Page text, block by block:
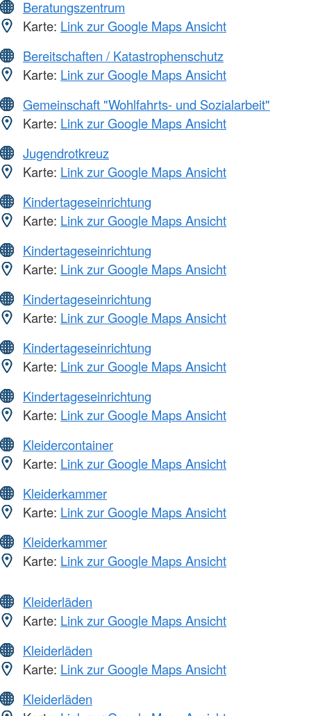
Beratungszentrum
Karte: Link zur Google Maps Ansicht
Bereitschaften / Katastrophenschutz
Karte: Link zur Google Maps Ansicht
Gemeinschaft "Wohlfahrts- und Sozialarbeit"
Karte: Link zur Google Maps Ansicht
Jugendrotkreuz
Karte: Link zur Google Maps Ansicht
Kindertageseinrichtung
Karte: Link zur Google Maps Ansicht
Kindertageseinrichtung
Karte: Link zur Google Maps Ansicht
Kindertageseinrichtung
Karte: Link zur Google Maps Ansicht
Kindertageseinrichtung
Karte: Link zur Google Maps Ansicht
Kindertageseinrichtung
Karte: Link zur Google Maps Ansicht
Kleidercontainer
Karte: Link zur Google Maps Ansicht
Kleiderkammer
Karte: Link zur Google Maps Ansicht
Kleiderkammer
Karte: Link zur Google Maps Ansicht
Kleiderläden
Karte: Link zur Google Maps Ansicht
Kleiderläden
Karte: Link zur Google Maps Ansicht
Kleiderläden